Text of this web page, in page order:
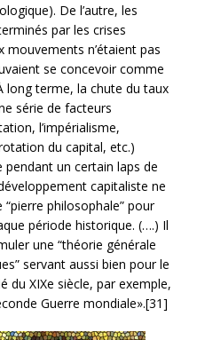
De l’autre, les
par les crises
mouvements n’étaient pas
se concevoir comme
long terme, la chute du taux
série de facteurs
l’impérialisme,
du capital, etc.)
un certain laps de
capitaliste ne
philosophale” pour
période historique. (….) Il
une “théorie générale
servant aussi bien pour le
du XIXe siècle, par exemple,
Guerre mondiale».[31]